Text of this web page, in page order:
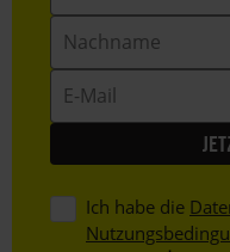
Mail
Ich habe die